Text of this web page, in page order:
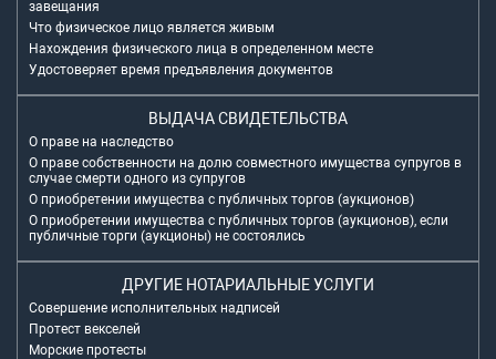
завещания
Что физическое лицо является живым
Нахождения физического лица в определенном месте
Удостоверяет время предъявления документов
ВЫДАЧА СВИДЕТЕЛЬСТВА
О праве на наследство
О праве собственности на долю совместного имущества супругов в
случае смерти одного из супругов
О приобретении имущества с публичных торгов (аукционов)
О приобретении имущества с публичных торгов (аукционов), если
публичные торги (аукционы) не состоялись
ДРУГИЕ НОТАРИАЛЬНЫЕ УСЛУГИ
Совершение исполнительных надписей
Протест векселей
Морские протесты